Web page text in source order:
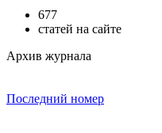
677
статей на сайте
Архив журнала
Последний номер